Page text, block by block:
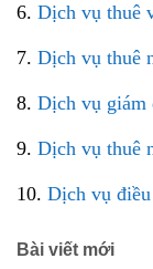
6. Dịch vụ thuê
7. Dịch vụ thuê
8. Dịch vụ
9. Dịch vụ thuê
10. Dịch vụ
Bài viết mới